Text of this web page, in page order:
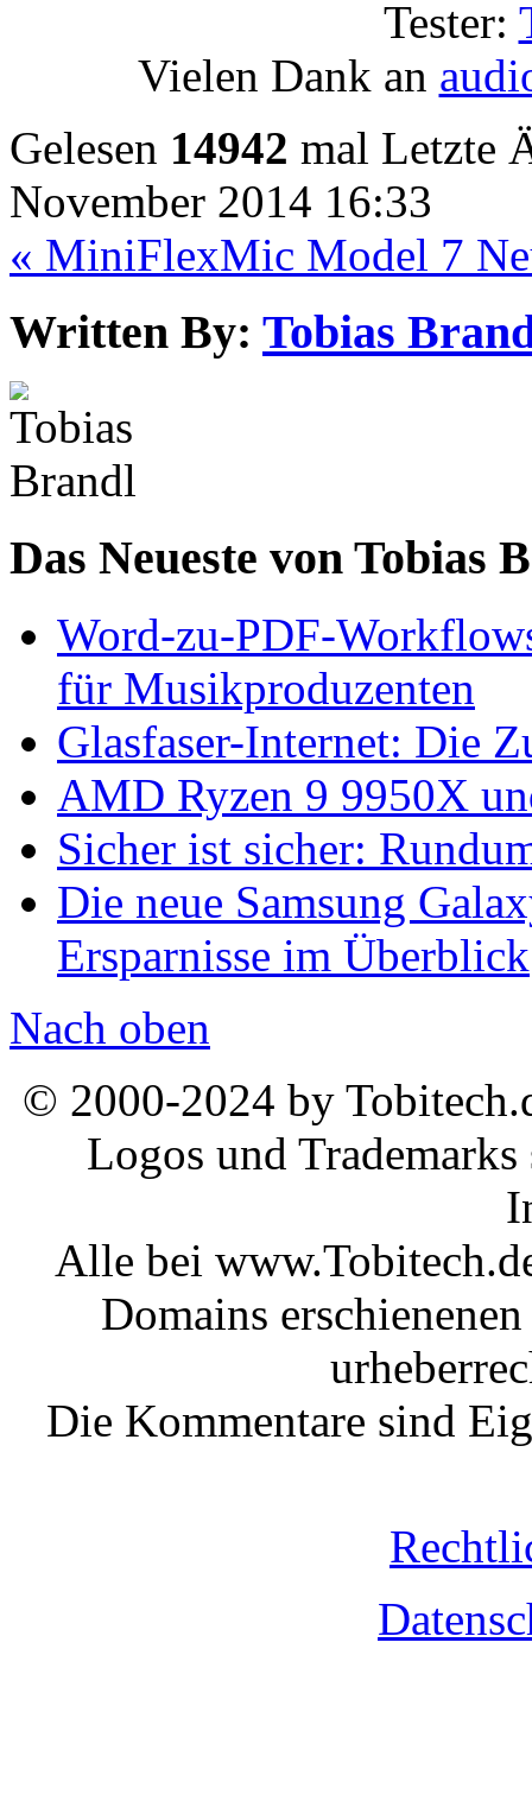
Tester:
Vielen Dank an
Gelesen 14942 mal Letzte
November 2014 16:33
« MiniFlexMic Model 7
Written By: Tobias
Das Neueste von Tobias
Word-zu-PDF-
für Musikproduzenten
Glasfaser-Internet: Die
AMD Ryzen 9 9950X
Sicher ist sicher:
Die neue Samsung
Ersparnisse im Überblick
Nach oben
© 2000-2024 by
Logos und
Alle bei
Domains
Die Kommentare sind